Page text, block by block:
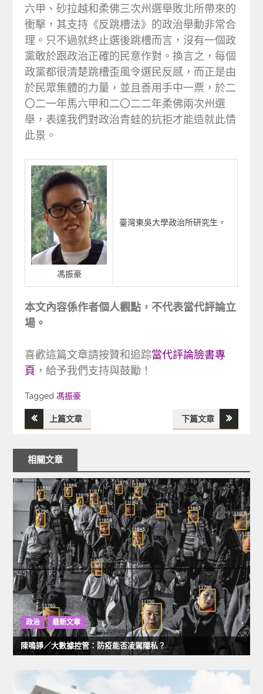
六甲、砂拉越和柔佛三次州選舉敗北所帶來的
衝擊，其支持《反跳槽法》的政治舉動非常合
理。只不過就終止選後跳槽而言，沒有一個政
黨敢於跟政治正確的民意作對。換言之，每個
政黨都很清楚跳槽歪風令選民反感，而正是由
於民眾集體的力量，並且善用手中一票，於二
〇二一年馬六甲和二〇二二年柔佛兩次州選
舉，表達我們對政治青蛙的抗拒才能造就此情
此景。
馮振豪
臺灣東吳大學政治所研究生。
本文內容係作者個人觀點，不代表當代評論立
場。
喜歡這篇文章請按贊和追踪當代評論臉書專
頁 ，給予我們支持與鼓勵！
Tagged
Tagged馮振豪
文
章
導
覽
上篇文章 下篇文章
相關文章
政治 最新文章
陳鳴諍／大數據控管：防疫能否凌駕隱私？